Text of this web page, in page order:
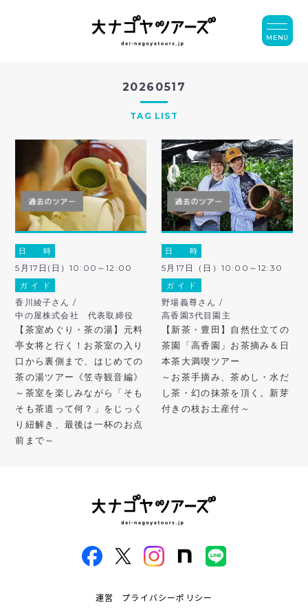
20260517
TAG LIST
日 時
5月17日(日）10:00～12:00
ガ イ ド
香川綾子さん /
中の屋株式会社 代表取締役
【茶室めぐり・茶の湯】元料
亭女将と行く！お茶室の入り
口から裏側まで、はじめての
茶の湯ツアー《笠寺観音編》
～茶室を楽しみながら「そも
そも茶道って何？」をじっく
り紐解き、最後は一杯のお点
前まで～
日 時
5月17日（日）10:00～12:30
ガ イ ド
野場義尊さん /
高香園3代目園主
【新茶・豊田】自然仕立ての
茶園「高香園」お茶摘み＆日
本茶大満喫ツアー
～お茶手摘み、茶めし・水だ
し茶・幻の抹茶を頂く。新芽
付きの枝お土産付～
運営 プライバシーポリシー
MENU